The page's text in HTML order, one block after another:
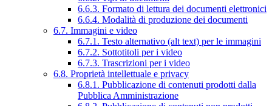
6.6.3. Formato di lettura dei documenti elettronici
6.6.4. Modalità di produzione dei documenti
6.7. Immagini e video
6.7.1. Testo alternativo (alt text) per le immagini
6.7.2. Sottotitoli per i video
6.7.3. Trascrizioni per i video
6.8. Proprietà intellettuale e privacy
6.8.1. Pubblicazione di contenuti prodotti dalla
Pubblica Amministrazione